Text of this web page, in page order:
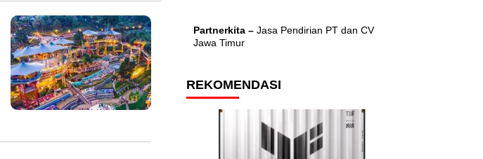
Partnerkita – Jasa Pendirian PT dan CV
Jawa Timur
REKOMENDASI